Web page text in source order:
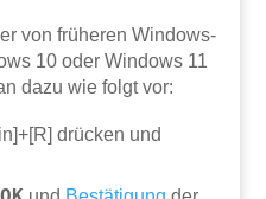
von früheren Windows-
10 oder Windows 11
dazu wie folgt vor:
drücken und